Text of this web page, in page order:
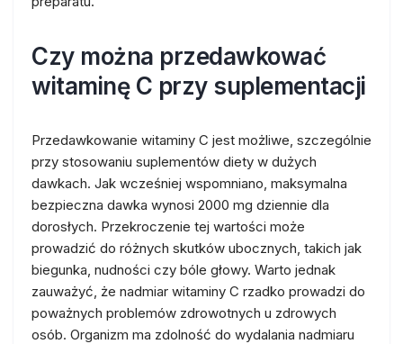
Czy można przedawkować
witaminę C przy suplementacji
Przedawkowanie witaminy C jest możliwe, szczególnie
przy stosowaniu suplementów diety w dużych
dawkach. Jak wcześniej wspomniano, maksymalna
bezpieczna dawka wynosi 2000 mg dziennie dla
dorosłych. Przekroczenie tej wartości może
prowadzić do różnych skutków ubocznych, takich jak
biegunka, nudności czy bóle głowy. Warto jednak
zauważyć, że nadmiar witaminy C rzadko prowadzi do
poważnych problemów zdrowotnych u zdrowych
osób. Organizm ma zdolność do wydalania nadmiaru